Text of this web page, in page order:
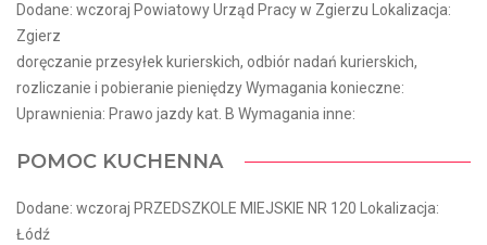
Dodane: wczoraj Powiatowy Urząd Pracy w Zgierzu Lokalizacja:
Zgierz
doręczanie przesyłek kurierskich, odbiór nadań kurierskich,
rozliczanie i pobieranie pieniędzy Wymagania konieczne:
Uprawnienia: Prawo jazdy kat. B Wymagania inne:
POMOC KUCHENNA
Dodane: wczoraj PRZEDSZKOLE MIEJSKIE NR 120 Lokalizacja:
Łódź